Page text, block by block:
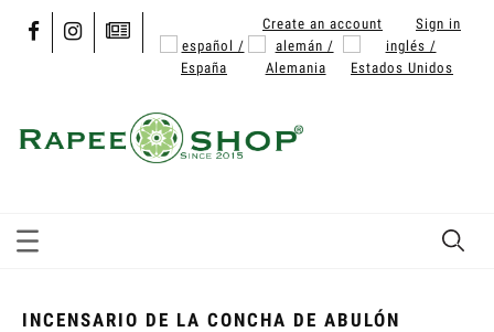
Create an account Sign in
INCENSARIO DE LA CONCHA DE ABULÓN